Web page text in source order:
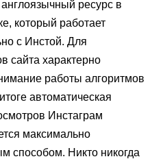
ресурс в
который работает
с Инстой. Для
сайта характерно
работы алгоритмов
автоматическая
Инстаграм
максимально
способом. Никто никогда